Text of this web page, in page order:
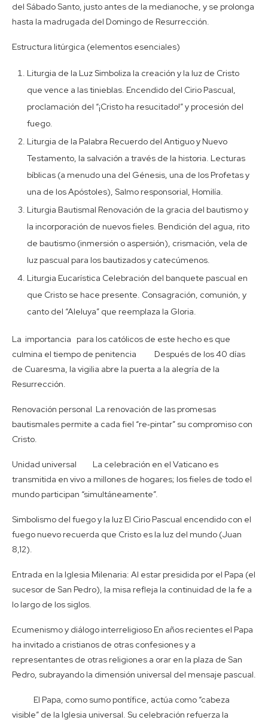
del Sábado Santo, justo antes de la medianoche, y se prolonga
hasta la madrugada del Domingo de Resurrección.
Estructura litúrgica (elementos esenciales)
Liturgia de la Luz Simboliza la creación y la luz de Cristo
que vence a las tinieblas. Encendido del Cirio Pascual,
proclamación del “¡Cristo ha resucitado!” y procesión del
fuego.
Liturgia de la Palabra Recuerdo del Antiguo y Nuevo
Testamento, la salvación a través de la historia. Lecturas
bíblicas (a menudo una del Génesis, una de los Profetas y
una de los Apóstoles), Salmo responsorial, Homilía.
Liturgia Bautismal Renovación de la gracia del bautismo y
la incorporación de nuevos fieles. Bendición del agua, rito
de bautismo (inmersión o aspersión), crismación, vela de
luz pascual para los bautizados y catecúmenos.
Liturgia Eucarística Celebración del banquete pascual en
que Cristo se hace presente. Consagración, comunión, y
canto del “Aleluya” que reemplaza la Gloria.
La importancia para los católicos de este hecho es que
culmina el tiempo de penitencia Después de los 40 días
de Cuaresma, la vigilia abre la puerta a la alegría de la
Resurrección.
Renovación personal La renovación de las promesas
bautismales permite a cada fiel “re‑pintar” su compromiso con
Cristo.
Unidad universal La celebración en el Vaticano es
transmitida en vivo a millones de hogares; los fieles de todo el
mundo participan “simultáneamente”.
Simbolismo del fuego y la luz El Cirio Pascual encendido con el
fuego nuevo recuerda que Cristo es la luz del mundo (Juan
8,12).
Entrada en la Iglesia Milenaria: Al estar presidida por el Papa (el
sucesor de San Pedro), la misa refleja la continuidad de la fe a
lo largo de los siglos.
Ecumenismo y diálogo interreligioso En años recientes el Papa
ha invitado a cristianos de otras confesiones y a
representantes de otras religiones a orar en la plaza de San
Pedro, subrayando la dimensión universal del mensaje pascual.
El Papa, como sumo pontífice, actúa como “cabeza
visible” de la Iglesia universal. Su celebración refuerza la